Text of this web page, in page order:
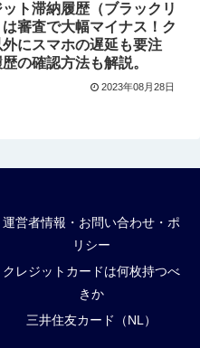
ト滞納履歴（ブラックリ
審査で大幅マイナス！ク
外にスマホの遅延も要注
の確認方法も解説。
2023年08月28日
運営者情報・お問い合わせ・ポ
リシー
クレジットカードは何枚持つべ
きか
三井住友カード（NL）